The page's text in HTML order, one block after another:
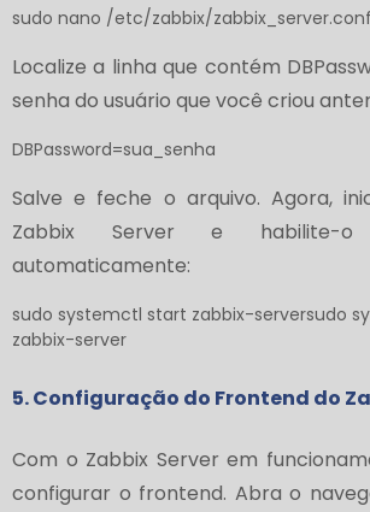
sudo nano /etc/zabbix/zabbix_server.conf
Localize a linha que contém
senha do usuário que você criou
DBPassword=sua_senha
Salve e feche o arquivo. Agora,
Zabbix Server e habilite-
automaticamente:
sudo systemctl start zabbix-serversudo
zabbix-server
5. Configuração do Frontend do
Com o Zabbix Server em
configurar o frontend. Abra o